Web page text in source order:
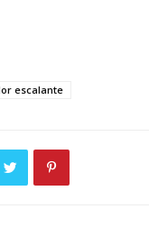
escalante